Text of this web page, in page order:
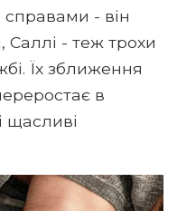
- він
- теж трохи
Їх зближення
в